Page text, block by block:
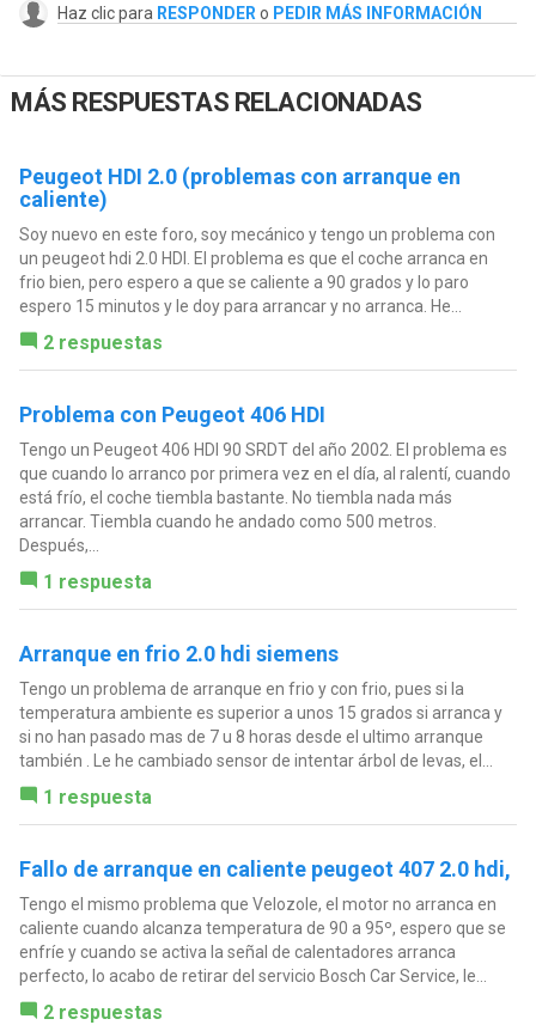
Haz clic para RESPONDER o PEDIR MÁS INFORMACIÓN
MÁS RESPUESTAS RELACIONADAS
Peugeot HDI 2.0 (problemas con arranque en
caliente)
Soy nuevo en este foro, soy mecánico y tengo un problema con
un peugeot hdi 2.0 HDI. El problema es que el coche arranca en
frio bien, pero espero a que se caliente a 90 grados y lo paro
espero 15 minutos y le doy para arrancar y no arranca. He...
2 respuestas
Problema con Peugeot 406 HDI
Tengo un Peugeot 406 HDI 90 SRDT del año 2002. El problema es
que cuando lo arranco por primera vez en el día, al ralentí, cuando
está frío, el coche tiembla bastante. No tiembla nada más
arrancar. Tiembla cuando he andado como 500 metros.
Después,...
1 respuesta
Arranque en frio 2.0 hdi siemens
Tengo un problema de arranque en frio y con frio, pues si la
temperatura ambiente es superior a unos 15 grados si arranca y
si no han pasado mas de 7 u 8 horas desde el ultimo arranque
también . Le he cambiado sensor de intentar árbol de levas, el...
1 respuesta
Fallo de arranque en caliente peugeot 407 2.0 hdi,
Tengo el mismo problema que Velozole, el motor no arranca en
caliente cuando alcanza temperatura de 90 a 95º, espero que se
enfríe y cuando se activa la señal de calentadores arranca
perfecto, lo acabo de retirar del servicio Bosch Car Service, le...
2 respuestas